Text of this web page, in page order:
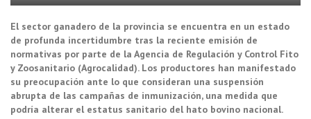
El sector ganadero de la provincia se encuentra en un estado
de profunda incertidumbre tras la reciente emisión de
normativas por parte de la Agencia de Regulación y Control Fito
y Zoosanitario (Agrocalidad). Los productores han manifestado
su preocupación ante lo que consideran una suspensión
abrupta de las campañas de inmunización, una medida que
podría alterar el estatus sanitario del hato bovino nacional.